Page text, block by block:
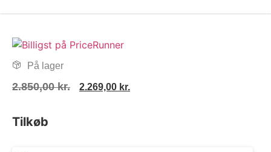
På lager
2.850,00kr. 2.269,00 kr.
Tilkøb